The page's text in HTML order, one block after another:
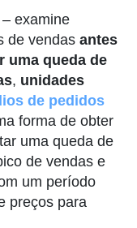
– examine
de vendas antes
uma queda de
, unidades
de pedidos
forma de obter
uma queda de
de vendas e
um período
preços para